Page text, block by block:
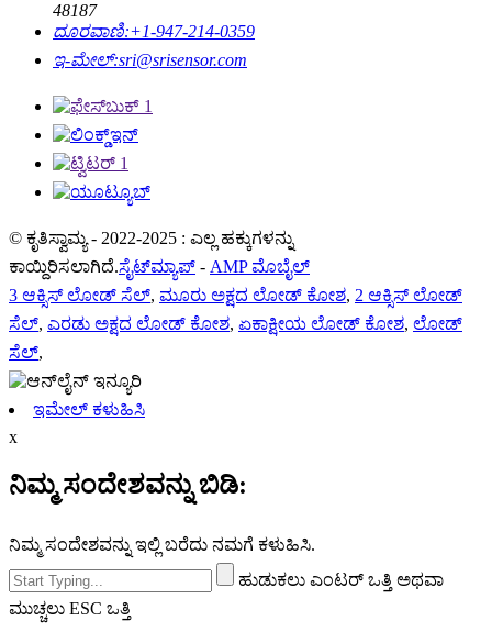
48187
ದೂರವಾಣಿ:+1-947-214-0359
ಇ-ಮೇಲ್:sri@srisensor.com
© ಕೃತಿಸ್ವಾಮ್ಯ - 2022-2025 : ಎಲ್ಲ ಹಕ್ಕುಗಳನ್ನು
ಕಾಯ್ದಿರಿಸಲಾಗಿದೆ.ಸೈಟ್‌ಮ್ಯಾಪ್ - AMP ಮೊಬೈಲ್
3 ಆಕ್ಸಿಸ್ ಲೋಡ್ ಸೆಲ್, ಮೂರು ಅಕ್ಷದ ಲೋಡ್ ಕೋಶ, 2 ಆಕ್ಸಿಸ್ ಲೋಡ್
ಸೆಲ್, ಎರಡು ಅಕ್ಷದ ಲೋಡ್ ಕೋಶ, ಏಕಾಕ್ಷೀಯ ಲೋಡ್ ಕೋಶ, ಲೋಡ್
ಸೆಲ್,
ಇಮೇಲ್ ಕಳುಹಿಸಿ
x
ನಿಮ್ಮ ಸಂದೇಶವನ್ನು ಬಿಡಿ:
ನಿಮ್ಮ ಸಂದೇಶವನ್ನು ಇಲ್ಲಿ ಬರೆದು ನಮಗೆ ಕಳುಹಿಸಿ.
ಹುಡುಕಲು ಎಂಟರ್ ಒತ್ತಿ ಅಥವಾ
ಮುಚ್ಚಲು ESC ಒತ್ತಿ